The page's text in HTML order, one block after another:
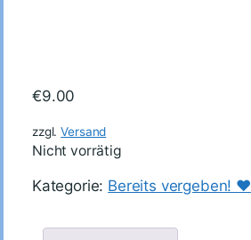
€9.00
zzgl.Versand
Nicht vorrätig
Kategorie: Bereits vergeben! ♥️